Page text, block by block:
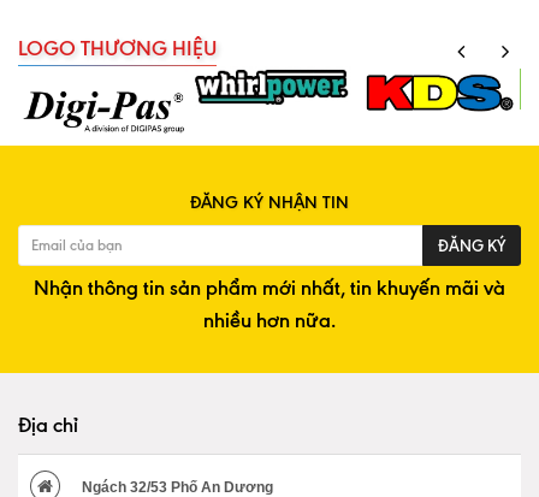
LOGO THƯƠNG HIỆU
ĐĂNG KÝ NHẬN TIN
ĐĂNG KÝ
Nhận thông tin sản phẩm mới nhất, tin khuyến mãi và
nhiều hơn nữa.
Địa chỉ
Ngách 32/53 Phố An Dương